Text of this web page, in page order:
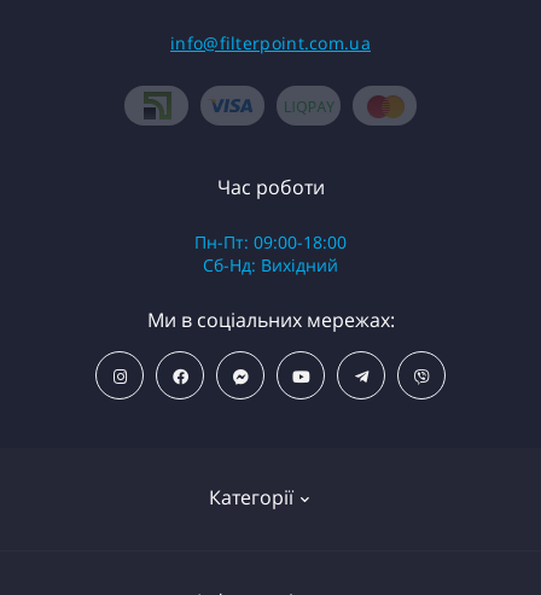
info@filterpoint.com.ua
Категорії
ПОПУЛЯРНІ ТОВАРИ
Час роботи
Пн-Пт: 09:00-18:00
Сб-Нд: Вихідний
Ми в соціальних мережах: